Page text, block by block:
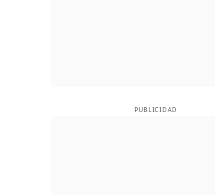
PUBLICIDAD